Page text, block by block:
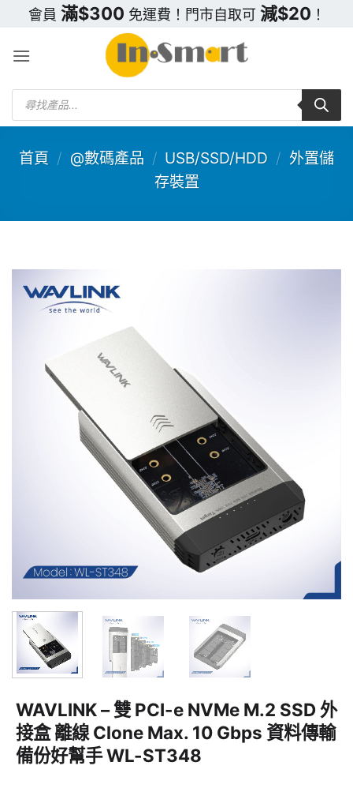
content
會員 滿$300 免運費！門市自取可 減$20 ！
Products
search
首頁 / @數碼產品 / USB/SSD/HDD / 外置儲
存裝置
WAVLINK – 雙 PCI-e NVMe M.2 SSD 外
接盒 離線 Clone Max. 10 Gbps 資料傳輸
備份好幫手 WL-ST348